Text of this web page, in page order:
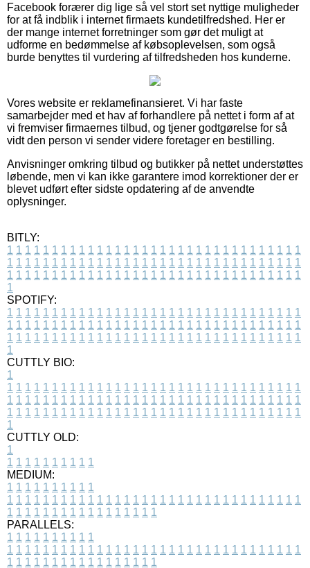
Facebook forærer dig lige så vel stort set nyttige muligheder
for at få indblik i internet firmaets kundetilfredshed. Her er
der mange internet forretninger som gør det muligt at
udforme en bedømmelse af købsoplevelsen, som også
burde benyttes til vurdering af tilfredsheden hos kunderne.
Vores website er reklamefinansieret. Vi har faste
samarbejder med et hav af forhandlere på nettet i form af at
vi fremviser firmaernes tilbud, og tjener godtgørelse for så
vidt den person vi sender videre foretager en bestilling.
Anvisninger omkring tilbud og butikker på nettet understøttes
løbende, men vi kan ikke garantere imod korrektioner der er
blevet udført efter sidste opdatering af de anvendte
oplysninger.
BITLY:
1 1 1 1 1 1 1 1 1 1 1 1 1 1 1 1 1 1 1 1 1 1 1 1 1 1 1 1 1 1 1 1 1
1 1 1 1 1 1 1 1 1 1 1 1 1 1 1 1 1 1 1 1 1 1 1 1 1 1 1 1 1 1 1 1 1
1 1 1 1 1 1 1 1 1 1 1 1 1 1 1 1 1 1 1 1 1 1 1 1 1 1 1 1 1 1 1 1 1
1
SPOTIFY:
1 1 1 1 1 1 1 1 1 1 1 1 1 1 1 1 1 1 1 1 1 1 1 1 1 1 1 1 1 1 1 1 1
1 1 1 1 1 1 1 1 1 1 1 1 1 1 1 1 1 1 1 1 1 1 1 1 1 1 1 1 1 1 1 1 1
1 1 1 1 1 1 1 1 1 1 1 1 1 1 1 1 1 1 1 1 1 1 1 1 1 1 1 1 1 1 1 1 1
1
CUTTLY BIO:
1
1 1 1 1 1 1 1 1 1 1 1 1 1 1 1 1 1 1 1 1 1 1 1 1 1 1 1 1 1 1 1 1 1
1 1 1 1 1 1 1 1 1 1 1 1 1 1 1 1 1 1 1 1 1 1 1 1 1 1 1 1 1 1 1 1 1
1 1 1 1 1 1 1 1 1 1 1 1 1 1 1 1 1 1 1 1 1 1 1 1 1 1 1 1 1 1 1 1 1
1
CUTTLY OLD:
1
1 1 1 1 1 1 1 1 1 1
MEDIUM:
1 1 1 1 1 1 1 1 1 1
1 1 1 1 1 1 1 1 1 1 1 1 1 1 1 1 1 1 1 1 1 1 1 1 1 1 1 1 1 1 1 1 1
1 1 1 1 1 1 1 1 1 1 1 1 1 1 1 1 1
PARALLELS:
1 1 1 1 1 1 1 1 1 1
1 1 1 1 1 1 1 1 1 1 1 1 1 1 1 1 1 1 1 1 1 1 1 1 1 1 1 1 1 1 1 1 1
1 1 1 1 1 1 1 1 1 1 1 1 1 1 1 1 1